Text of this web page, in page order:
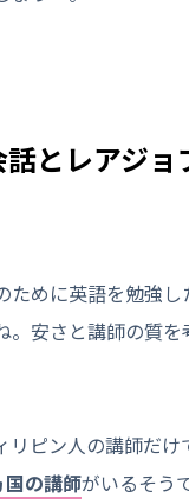
とレアジョ
ために英語を勉強
。安さと講師の質
リピン人の講師だ
国の講師がいるそう